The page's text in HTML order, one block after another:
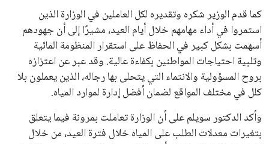
كما قدم الوزير شكره وتقديره لكل العاملين في الوزارة الذين
استمروا في أداء مهامهم خلال أيام العيد، مشيرًا إلى أن جهودهم
أسهمت بشكل كبير في الحفاظ على استقرار المنظومة المائية
وتلبية احتياجات المواطنين بكفاءة عالية. وقد عبر عن اعتزازه
بروح المسؤولية والانتماء التي يتحلى بها رجاله، الذين يعملون بلا
كلل في مختلف المواقع لضمان أفضل إدارة لموارد المياه.
وأكد الدكتور سويلم على أن الوزارة تعاملت بمرونة فيما يتعلق
بتغيرات معدلات الطلب على المياه خلال فترة العيد، من خلال